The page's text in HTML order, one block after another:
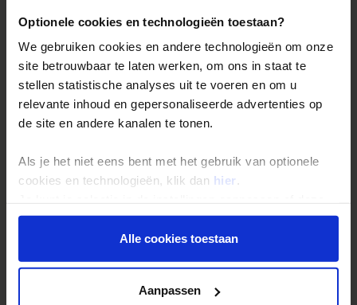
Optionele cookies en technologieën toestaan?
We gebruiken cookies en andere technologieën om onze
site betrouwbaar te laten werken, om ons in staat te
stellen statistische analyses uit te voeren en om u
relevante inhoud en gepersonaliseerde advertenties op
de site en andere kanalen te tonen.
Als je het niet eens bent met het gebruik van optionele
cookies en technologieën, klik dan hier .
onder aan de pagina op elk gewenst moment voor de
toekomst wijzigen.Alle cookies toestaan
Aanpassen
Reis- en annuleringsvoorwaarden
Veelgestelde vragen
Inloggen op mijn.Shoestring
Reisthema's
Single reizen
Gegarandeerde reizen